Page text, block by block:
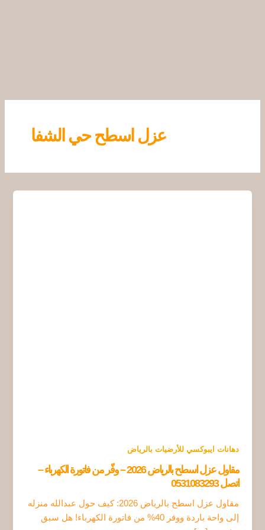
عزل اسطح حي الشفا
دهانات ايبوكسي للأرضيات بالرياض
مقاول عزل اسطح بالرياض 2026 – وفّر من فاتورة الكهرباء –
اتصل 0531083293
مقاول عزل اسطح بالرياض 2026: كيف حول عبدالله منزله
إلى واحة باردة ووفر 40% من فاتورة الكهرباء! هل سبق